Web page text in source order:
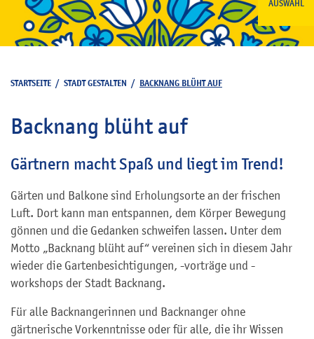
AUSWAHL
STARTSEITE / STADT GESTALTEN / BACKNANG BLÜHT AUF
Backnang blüht auf
Gärtnern macht Spaß und liegt im Trend!
Gärten und Balkone sind Erholungsorte an der frischen
Luft. Dort kann man entspannen, dem Körper Bewegung
gönnen und die Gedanken schweifen lassen. Unter dem
Motto „Backnang blüht auf“ vereinen sich in diesem Jahr
wieder die Gartenbesichtigungen, -vorträge und -
workshops der Stadt Backnang.
Für alle Backnangerinnen und Backnanger ohne
gärtnerische Vorkenntnisse oder für alle, die ihr Wissen